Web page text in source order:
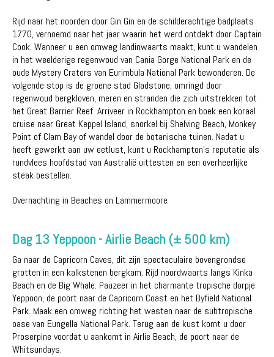
Rijd naar het noorden door Gin Gin en de schilderachtige badplaats
1770, vernoemd naar het jaar waarin het werd ontdekt door Captain
Cook. Wanneer u een omweg landinwaarts maakt, kunt u wandelen
in het weelderige regenwoud van Cania Gorge National Park en de
oude Mystery Craters van Eurimbula National Park bewonderen. De
volgende stop is de groene stad Gladstone, omringd door
regenwoud bergkloven, meren en stranden die zich uitstrekken tot
het Great Barrier Reef. Arriveer in Rockhampton en boek een koraal
cruise naar Great Keppel Island, snorkel bij Shelving Beach, Monkey
Point of Clam Bay of wandel door de botanische tuinen. Nadat u
heeft gewerkt aan uw eetlust, kunt u Rockhampton's reputatie als
rundvlees hoofdstad van Australië uittesten en een overheerlijke
steak bestellen.
Overnachting in Beaches on Lammermoore
Dag 13 Yeppoon - Airlie Beach (± 500 km)
Ga naar de Capricorn Caves, dit zijn spectaculaire bovengrondse
grotten in een kalkstenen bergkam. Rijd noordwaarts langs Kinka
Beach en de Big Whale. Pauzeer in het charmante tropische dorpje
Yeppoon, de poort naar de Capricorn Coast en het Byfield National
Park. Maak een omweg richting het westen naar de subtropische
oase van Eungella National Park. Terug aan de kust komt u door
Proserpine voordat u aankomt in Airlie Beach, de poort naar de
Whitsundays.